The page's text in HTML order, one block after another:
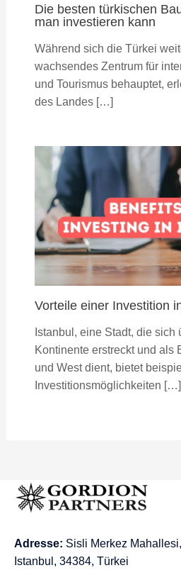
Die besten türkischen
man investieren kann
Während sich die Türkei
wachsendes Zentrum für
und Tourismus behauptet,
des Landes […]
Vorteile einer Investition
Istanbul, eine Stadt, die sich
Kontinente erstreckt und als
und West dient, bietet
Investitionsmöglichkeiten […]
Adresse: Sisli Merkez
Istanbul, 34384, Türkei